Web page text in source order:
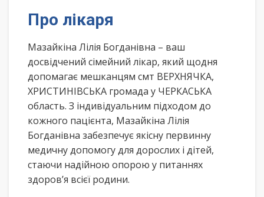
Про лікаря
Мазайкіна Лілія Богданівна – ваш
досвідчений сімейний лікар, який щодня
допомагає мешканцям смт ВЕРХНЯЧКА,
ХРИСТИНІВСЬКА громада у ЧЕРКАСЬКА
область. З індивідуальним підходом до
кожного пацієнта, Мазайкіна Лілія
Богданівна забезпечує якісну первинну
медичну допомогу для дорослих і дітей,
стаючи надійною опорою у питаннях
здоров’я всієї родини.